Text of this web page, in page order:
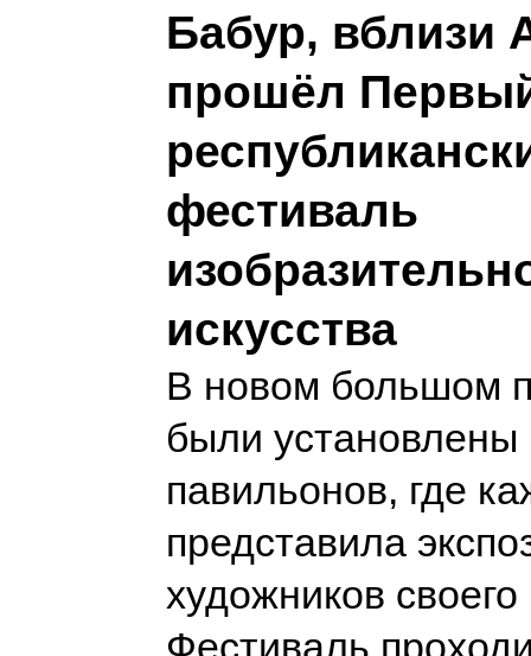
Бабур, вблизи
прошёл
фестиваль
искусства
В новом большом
были установлены
павильонов, где
представила
художников своего
Фестиваль